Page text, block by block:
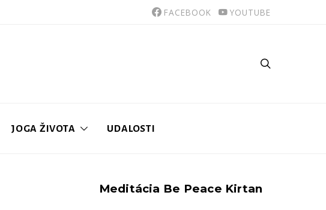
FACEBOOK YOUTUBE
JOGA ŽIVOTA UDALOSTI
Meditácia Be Peace Kirtan